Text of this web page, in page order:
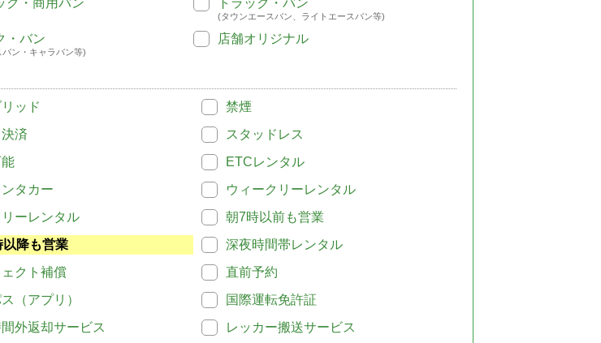
ク・商用バン
トラック・バン
(タウンエースバン、ライトエースバン等)
・バン
ン・キャラバン等)
店舗オリジナル
ッド
禁煙
済
スタッドレス
ETCレンタル
タカー
ウィークリーレンタル
ーレンタル
朝7時以前も営業
以降も営業
深夜時間帯レンタル
クト補償
直前予約
（アプリ）
国際運転免許証
外返却サービス
レッカー搬送サービス